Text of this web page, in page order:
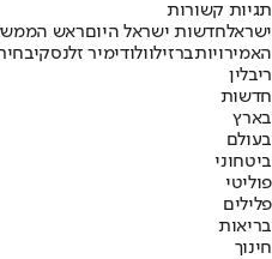
תגיות קשורות
ישראלחדשות ישראל היוםראש
האמירויותברזילוולודימיר זלנסקי
ריבלין
חדשות
בארץ
בעולם
ביטחוני
פוליטי
פלילים
בריאות
חינוך